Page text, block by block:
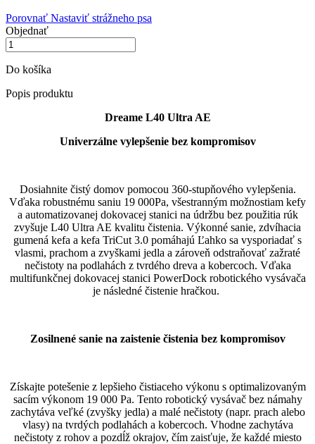
Porovnať Nastaviť strážneho psa
Objednať
Do košíka
Popis produktu
Dreame L40 Ultra AE
Univerzálne vylepšenie bez kompromisov
Dosiahnite čistý domov pomocou 360-stupňového vylepšenia.
Vďaka robustnému saniu 19 000Pa, všestranným možnostiam kefy
a automatizovanej dokovacej stanici na údržbu bez použitia rúk
zvyšuje L40 Ultra AE kvalitu čistenia. Výkonné sanie, zdvíhacia
gumená kefa a kefa TriCut 3.0 pomáhajú Ľahko sa vysporiadať s
vlasmi, prachom a zvyškami jedla a zároveň odstraňovať zažraté
nečistoty na podlahách z tvrdého dreva a kobercoch. Vďaka
multifunkčnej dokovacej stanici PowerDock robotického vysávača
je následné čistenie hračkou.
Zosilnené sanie na zaistenie čistenia bez kompromisov
Získajte potešenie z lepšieho čistiaceho výkonu s optimalizovaným
sacím výkonom 19 000 Pa. Tento robotický vysávač bez námahy
zachytáva veľké (zvyšky jedla) a malé nečistoty (napr. prach alebo
vlasy) na tvrdých podlahách a kobercoch. Vhodne zachytáva
nečistoty z rohov a pozdĺž okrajov, čím zaisťuje, že každé miesto